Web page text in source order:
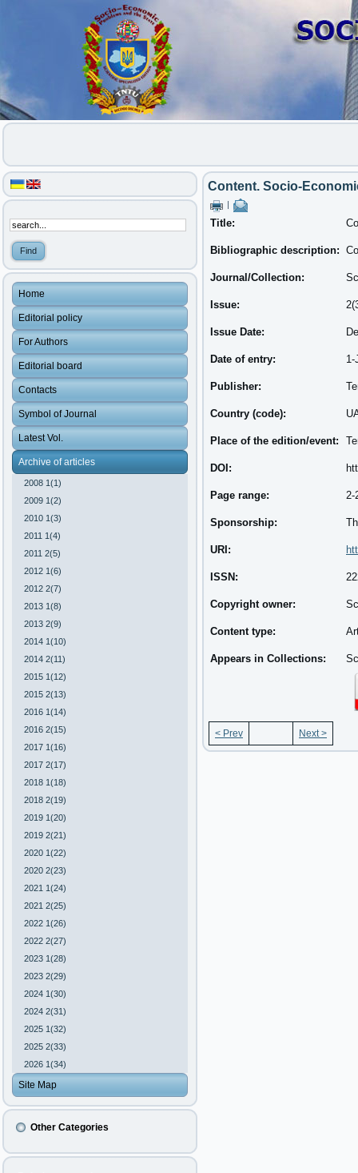
Home
Editorial policy
For Authors
Editorial board
Contacts
Symbol of Journal
Latest Vol.
Archive of articles
2008 1(1)
2009 1(2)
2010 1(3)
2011 1(4)
2011 2(5)
2012 1(6)
2012 2(7)
2013 1(8)
2013 2(9)
2014 1(10)
2014 2(11)
2015 1(12)
2015 2(13)
2016 1(14)
2016 2(15)
2017 1(16)
2017 2(17)
2018 1(18)
2018 2(19)
2019 1(20)
2019 2(21)
2020 1(22)
2020 2(23)
2021 1(24)
2021 2(25)
2022 1(26)
2022 2(27)
2023 1(28)
2023 2(29)
2024 1(30)
2024 2(31)
2025 1(32)
2025 2(33)
2026 1(34)
Site Map
Other Categories
Content. Socio-
Title:
Bibliographic description:
Journal/Collection:
Issue:
Issue Date:
Date of entry: 1-
Publisher:
Country (code):
Place of the edition/event:
DOI:
Page range: 2-
Sponsorship:
URI:
ISSN:
Copyright owner:
Content type:
Appears in Collections:
< Prev Next >